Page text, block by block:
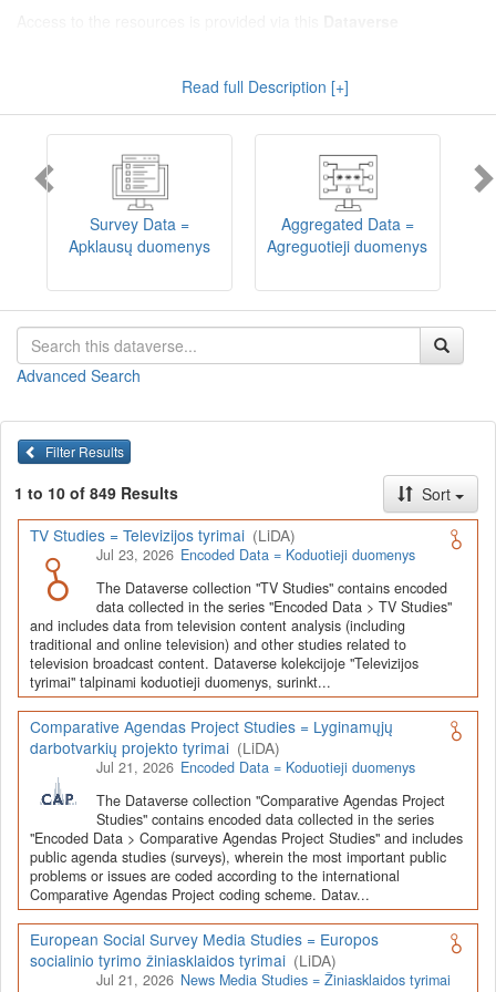
implemented). LiDA curates different types of resources and they
are published into catalogues according to the type:Survey Data,
Interview Data,Aggregated Data
(including Historical Statistics),
, andEncoded Data
(including News Media Studies).
Also, LiDA holds collections of data produced in large national
projets (
Large Project Data
) as well as social sciences and
humanities data deposited by Lithuanian science and higher
education institutions and Lithuanian governmental institutions
Depositors interested in deposit of their data into the LiDA
Lietuvos humanitarinių ir socialinių mokslų duomenų
infrastruktūra, suteikianti prieigą prie daugiau nei 600 duomenų ir
tyrimų išteklių. Visi duomenų ir tyrimų ištekliai yra dokumentuoti
lietuvių ir anglų kalbomis pagal tarptautinius standartus. LiDA
įsikūręsKauno technologijos universiteto Duomenų analizės
ir archyvavimo (DAtA) centre( data.ktu.edu
Prieigai prie išteklių naudojama ši
visi ištekliai prieinami, nes 2020-2029 m. vykdomas perkėlimo iš
senosios infrastruktūros projektas). LiDA kuruoja įvairių tipų
išteklius ir jie publikuojami atskiruose kataloguose pagal tipą:
Apklausų duomenys ,Interviu duomenys,Agreguotieji duomenys
(įskaitant Istorinę statistiką),Tekstiniai duomenys
duomenys(įskaitant Žiniasklaidos tyrimus). Taip pat LiDA
talpinami didelių nacionalinių projektų duomenys (Didelių projektų
duomenys) ir Lietuvos aukštojo mokslo ir studijų bei Lietuvos
valstybės institucijų deponuoti socialinių ir humanitarinių mokslų
duomenų rinkiniai (Kitų institucijų duomenys). Norintiemsišmokti
šia talpykla, surasti ir parsisiųsti duomenis, siūlome
susipažinti suLiDA Dataverse talpyklos naudotojo vadovu.
Depozitoriai, kurie norėtų deponuoti savo duomenis į LiDA
Dataverse talpyklą, turėtų susipažinti su informacija
puslapyje.
Read full Description [+]
Survey Data =
Apklausų duomenys
Aggregated Data =
Agreguotieji duomenys
Advanced Search
Filter Results
1 to 10 of 849 Results
Sort
TV Studies = Televizijos tyrimai (LiDA)
Jul 23, 2026 Encoded Data = Koduotieji duomenys
The Dataverse collection "TV Studies" contains encoded
data collected in the series "Encoded Data > TV Studies"
and includes data from television content analysis (including
traditional and online television) and other studies related to
television broadcast content. Dataverse kolekcijoje "Televizijos
tyrimai" talpinami koduotieji duomenys, surinkt...
Comparative Agendas Project Studies = Lyginamųjų
darbotvarkių projekto tyrimai (LiDA)
Jul 21, 2026 Encoded Data = Koduotieji duomenys
The Dataverse collection "Comparative Agendas Project
Studies" contains encoded data collected in the series
"Encoded Data > Comparative Agendas Project Studies" and includes
public agenda studies (surveys), wherein the most important public
problems or issues are coded according to the international
Comparative Agendas Project coding scheme. Datav...
European Social Survey Media Studies = Europos
socialinio tyrimo žiniasklaidos tyrimai (LiDA)
Jul 21, 2026 News Media Studies = Žiniasklaidos tyrimai